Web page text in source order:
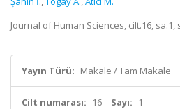
Journal of Human Sciences, cilt.16, sa.1,
Yayın Türü: Makale / Tam Makale
Cilt numarası: 16 Sayı: 1